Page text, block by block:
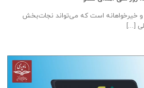
و خیرخواهانه است که می‌تواند نجات‌بخش
[...]